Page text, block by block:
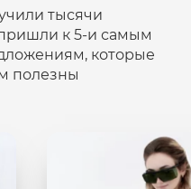
тысячи
к 5-и самым
которые
полезны